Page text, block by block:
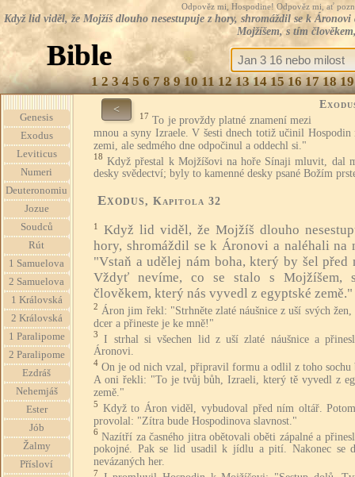
Odpověz mi, Hospodine! Odpověz mi, ať
Když lid viděl, že Mojžíš dlouho nesestupuje z hory, shromáždil se k
Mojžíšem, s tím
Bible
1 2 3 4 5 6 7 8 9 10 11 12 13 14 15 16 17 18 19
Genesis
Exodus
Leviticus
Numeri
Deuteronomiu
Jozue
Soudců
Rút
1 Samuelova
2 Samuelova
1 Královská
2 Královská
1 Paralipome
2 Paralipome
Ezdráš
Nehemjáš
Ester
Jób
Žalmy
Přísloví
<
17 To je provždy platné znamení mezi
mnou a syny Izraele. V šesti dnech totiž učinil Hospodin
zemi, ale sedmého dne odpočinul a oddechl si."
18 Když přestal k Mojžíšovi na hoře Sínaji mluvit, dal
desky svědectví; byly to kamenné desky psané Božím
Exodus, Kapitola 32
1
Když lid viděl, že Mojžíš dlouho
hory, shromáždil se k Áronovi a naléhali na
"Vstaň a udělej nám boha, který by šel před
Vždyť nevíme, co se stalo s Mojžíšem,
člověkem, který nás vyvedl z egyptské země."
2 Áron jim řekl: "Strhněte zlaté náušnice z uší svých žen,
dcer a přineste je ke mně!"
3
I strhal si všechen lid z uší zlaté náušnice a
Áronovi.
4 On je od nich vzal, připravil formu a odlil z toho sochu
A oni řekli: "To je tvůj bůh, Izraeli, který tě vyvedl z
země."
5 Když to Áron viděl, vybudoval před ním oltář.
provolal: "Zítra bude Hospodinova slavnost."
6 Nazítří za časného jitra obětovali oběti zápalné a
pokojné. Pak se lid usadil k jídlu a pití. Nakonec se
nevázaných her.
7